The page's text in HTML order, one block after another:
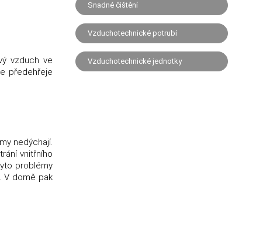
vzduch ve
předehřeje
nedýchají.
vnitřního
problémy
V domě pak
Snadné čištění
Vzduchotechnické potrubí
Vzduchotechnické jednotky